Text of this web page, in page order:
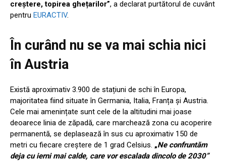
creștere, topirea ghețarilor”, a declarat purtătorul de cuvânt
pentru EURACTIV.
În curând nu se va mai schia nici
în Austria
Există aproximativ 3.900 de stațiuni de schi în Europa,
majoritatea fiind situate în Germania, Italia, Franța și Austria.
Cele mai amenințate sunt cele de la altitudini mai joase
deoarece linia de zăpadă, care marchează zona cu acoperire
permanentă, se deplasează în sus cu aproximativ 150 de
metri cu fiecare creștere de 1 grad Celsius. „Ne confruntăm
deja cu ierni mai calde, care vor escalada dincolo de 2030”